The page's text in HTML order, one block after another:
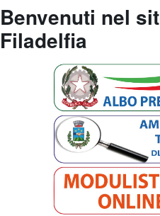
Benvenuti nel
Filadelfia